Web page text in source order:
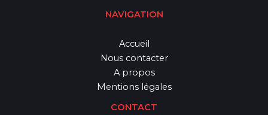
NAVIGATION
Accueil
Nous contacter
A propos
Mentions légales
CONTACT